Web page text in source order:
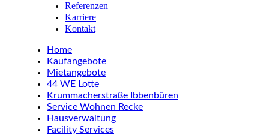
Referenzen
Karriere
Kontakt
Home
Kaufangebote
Mietangebote
44 WE Lotte
Krummacherstraße Ibbenbüren
Service Wohnen Recke
Hausverwaltung
Facility Services